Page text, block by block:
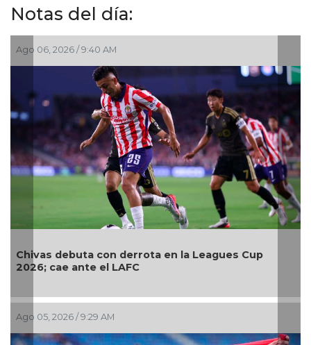
Notas del día:
AM
con derrota en la Leagues Cup
el LAFC
AM
Relevo Mixto